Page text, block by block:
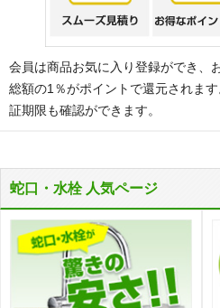
会員は商品お気に入り登録ができ、
総額の1％がポイントで還元されま
証期限も確認ができます。
蛇口・水栓 人気ページ